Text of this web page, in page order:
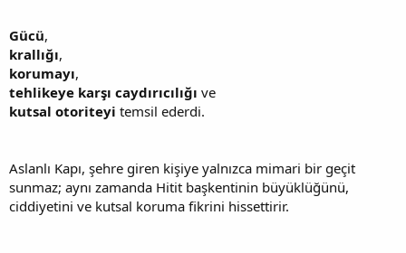
Gücü,
krallığı,
korumayı,
tehlikeye karşı caydırıcılığı ve
kutsal otoriteyi temsil ederdi.
Aslanlı Kapı, şehre giren kişiye yalnızca mimari bir geçit
sunmaz; aynı zamanda Hitit başkentinin büyüklüğünü,
ciddiyetini ve kutsal koruma fikrini hissettirir.